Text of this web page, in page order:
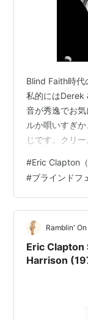
Blind Faith時代
私的にはDerek
音が秀逸でお
ルか唄いすぎ
じです。クリ
の曲が彼の最
Cream時代の
放された精神
Blind Faithの時
高いし…
#Eric Clapton
#ブラインドフ
Ramblin'
Eric Clapton
Harrison